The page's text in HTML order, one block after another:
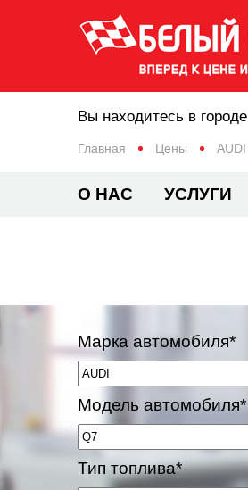
Главная Цены AUDI
Вы находитесь в городе
О НАС УСЛУГИ
Марка автомобиля*
Модель автомобиля*
Тип топлива*